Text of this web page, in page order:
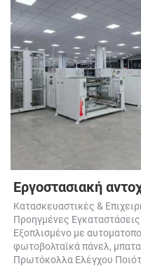
Εργοστασιακή
Κατασκευαστικές &
Προηγμένες
Εξοπλισμένο με
φωτοβολταϊκά πάνελ,
Πρωτόκολλα Ελέγχου